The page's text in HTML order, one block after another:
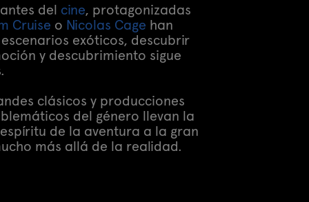
del cine, protagonizadas
Cruise o Nicolas Cage han
exóticos, descubrir
y descubrimiento sigue
clásicos y producciones
del género llevan la
de la aventura a la gran
más allá de la realidad.